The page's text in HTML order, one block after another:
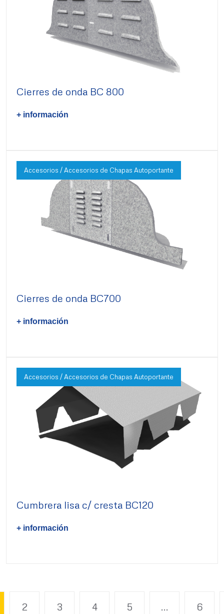
Cierres de onda BC 800
+ información
Accesorios / Accesorios de Chapas Autoportante
Cierres de onda BC700
+ información
Accesorios / Accesorios de Chapas Autoportante
Cumbrera lisa c/ cresta BC120
+ información
2 3 4 5 ... 6